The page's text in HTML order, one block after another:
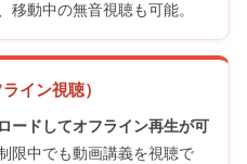
移動中の無音視聴も可能。
イン視聴）
ードしてオフライン再生が可
限中でも動画講義を視聴で